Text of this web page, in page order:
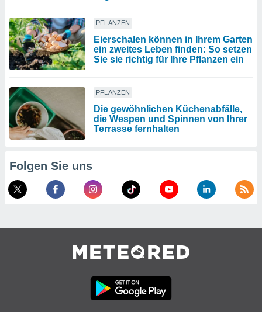
PFLANZEN
Eierschalen können in Ihrem Garten
ein zweites Leben finden: So setzen
Sie sie richtig für Ihre Pflanzen ein
PFLANZEN
Die gewöhnlichen Küchenabfälle,
die Wespen und Spinnen von Ihrer
Terrasse fernhalten
Folgen Sie uns